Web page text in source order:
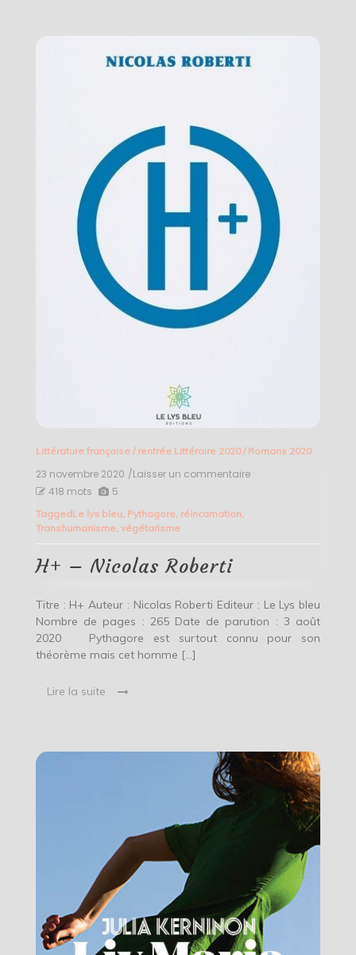
Littérature française/ rentrée Littéraire 2020/ Romans 2020
23 novembre 2020 /Laisser un commentaireon
418 mots 5
TaggedLe lys bleu, Pythagore, réincarnation,
Transhumanisme, végétarisme
H+ – Nicolas Roberti
Titre : H+ Auteur : Nicolas Roberti Editeur : Le Lys bleu
Nombre de pages : 265 Date de parution : 3 août
2020 Pythagore est surtout connu pour son
théorème mais cet homme […]
Lire la suite